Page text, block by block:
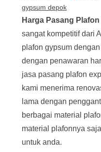
gypsum depok
Harga Pasang
sangat kompetitif dari
plafon gypsum
dengan penawaran
jasa pasang plafon
kami menerima
lama dengan
berbagai material
material plafonnya
untuk anda.